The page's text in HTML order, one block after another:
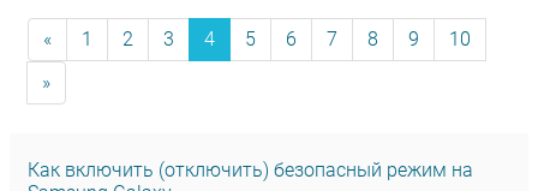
« 1 2 3 4 5 6 7 8 9
10
»
Как включить (отключить) безопасный режим на